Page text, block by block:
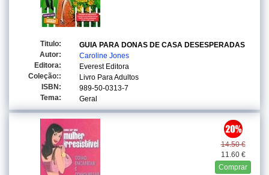
Titulo:
GUIA PARA DONAS DE CASA DESESPERADAS
Autor:
Caroline Jones
Editora:
Everest Editora
Coleção::
Livro Para Adultos
ISBN:
989-50-0313-7
Tema:
Geral
14.50 €
11.60 €
Comprar